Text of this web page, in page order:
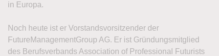
in Europa.
Noch heute ist er Vorstandsvorsitzender der
FutureManagementGroup AG. Er ist Gründungsmitglied
des Berufsverbands Association of Professional Futurists